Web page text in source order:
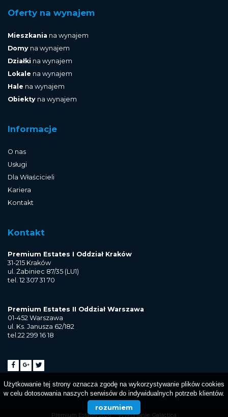
Oferty na wynajem
Mieszkania na wynajem
Domy na wynajem
Działki na wynajem
Lokale na wynajem
Hale na wynajem
Obiekty na wynajem
Informacje
O nas
Usługi
Dla Właścicieli
Kariera
Kontakt
Kontakt
Premium Estates I Oddział Kraków
31-215 Kraków
ul. Żabiniec 87/35 (LU1)
tel. 12 307 31 70
Premium Estates II Oddział Warszawa
01-452 Warszawa
ul. Ks. Janusza 62/182
tel.22 299 16 18
Premium Estates 2026 Wykonanie: Galactica
Użytkowanie tej strony oznacza zgodę na wykorzystywanie plików cookies
w celu dotosowania naszych serwisów do indywidualnych potrzeb klientów.
rozumiem